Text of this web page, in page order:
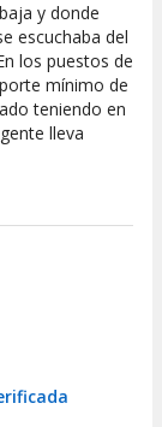
y donde
escuchaba del
los puestos de
mínimo de
teniendo en
lleva